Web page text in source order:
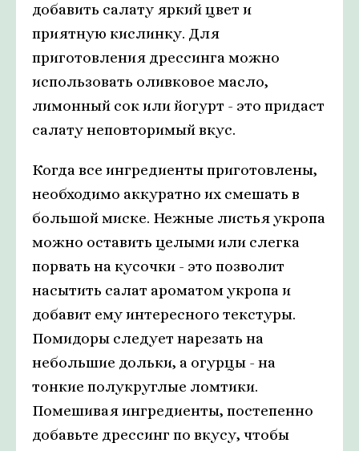
добавить салату яркий цвет и
приятную кислинку. Для
приготовления дрессинга можно
использовать оливковое масло,
лимонный сок или йогурт - это придаст
салату неповторимый вкус.
Когда все ингредиенты приготовлены,
необходимо аккуратно их смешать в
большой миске. Нежные листья укропа
можно оставить целыми или слегка
порвать на кусочки - это позволит
насытить салат ароматом укропа и
добавит ему интересного текстуры.
Помидоры следует нарезать на
небольшие дольки, а огурцы - на
тонкие полукруглые ломтики.
Помешивая ингредиенты, постепенно
добавьте дрессинг по вкусу, чтобы